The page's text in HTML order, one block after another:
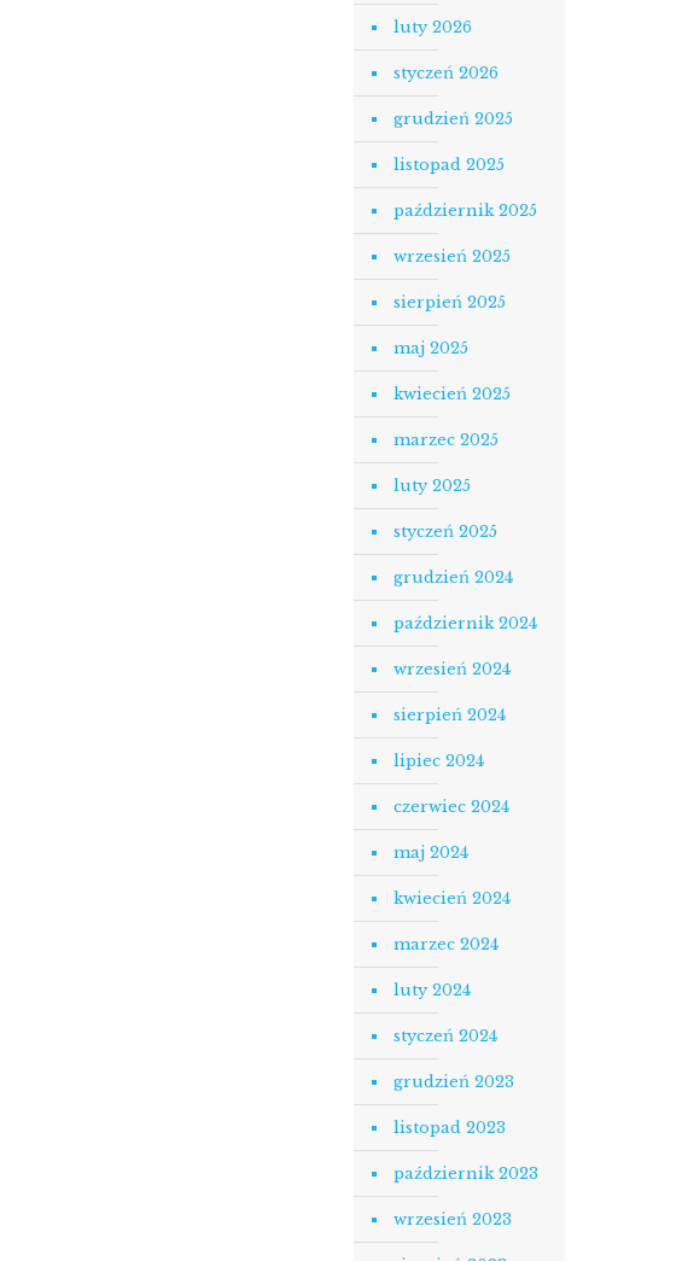
luty 2026
styczeń 2026
grudzień 2025
listopad 2025
październik 2025
wrzesień 2025
sierpień 2025
maj 2025
kwiecień 2025
marzec 2025
luty 2025
styczeń 2025
grudzień 2024
październik 2024
wrzesień 2024
sierpień 2024
lipiec 2024
czerwiec 2024
maj 2024
kwiecień 2024
marzec 2024
luty 2024
styczeń 2024
grudzień 2023
listopad 2023
październik 2023
wrzesień 2023